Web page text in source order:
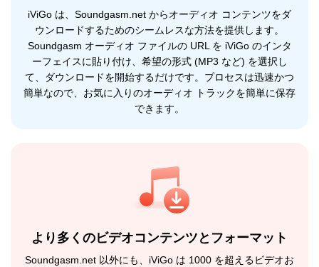
iViGo は、Soundgasm.net からオーディオ コンテンツをダ
ウンロードするためのシームレスな方法を提供します。
Soundgasm オーディオ ファイルの URL を iViGo のインタ
ーフェイスに貼り付け、希望の形式 (MP3 など) を選択し
て、ダウンロードを開始するだけです。プロセスは迅速かつ
簡単なので、お気に入りのオーディオ トラックを簡単に保存
できます。
より多くのビデオコンテンツとフォーマット
Soundgasm.net 以外にも、iViGo は 1000 を超えるビデオお